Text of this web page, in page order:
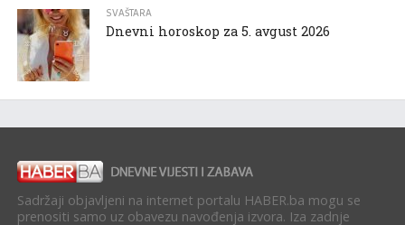
SVAŠTARA
Dnevni horoskop za 5. avgust 2026
Sadržaji objavljeni na internet portalu HABER.ba mogu se
prenositi samo uz obavezu navođenja izvora. Iza zadnje